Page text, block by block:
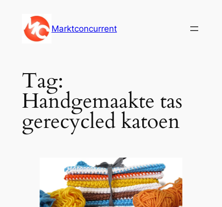
Marktconcurrent
Tag:
Handgemaakte tas
gerecycled katoen